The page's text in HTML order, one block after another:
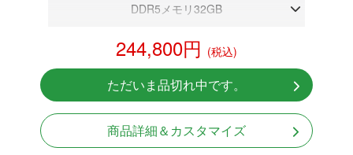
DDR5メモリ32GB
NVMeSSD 1TB
Windows11 Home 64bit
244,800円 (税込)
ただいま品切れ中です。
商品詳細＆カスタマイズ